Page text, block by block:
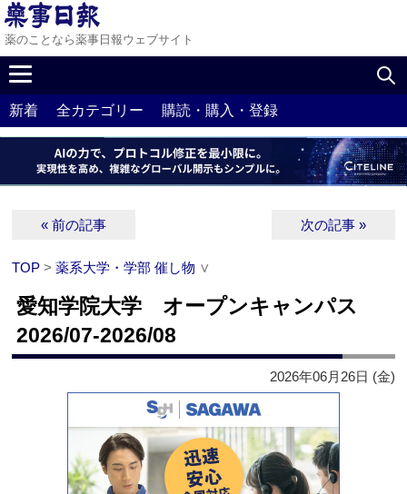
薬のことなら薬事日報ウェブサイト
新着 全カテゴリー 購読・購入・登録
« 前の記事 次の記事 »
TOP >薬系大学・学部 催し物 ∨
愛知学院大学 オープンキャンパス
2026/07-2026/08
2026年06月26日 (金)